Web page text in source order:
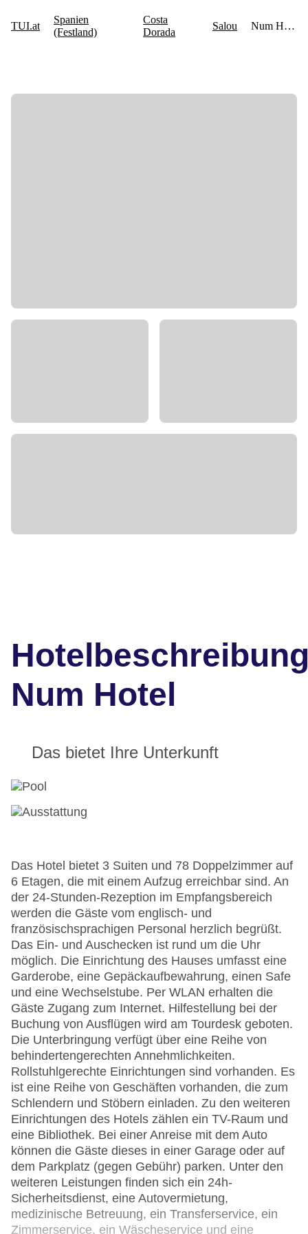
Num Hotel
Das bietet Ihre Unterkunft
Das Hotel bietet 3 Suiten und 78 Doppelzimmer auf
6 Etagen, die mit einem Aufzug erreichbar sind. An
der 24-Stunden-Rezeption im Empfangsbereich
werden die Gäste vom englisch- und
französischsprachigen Personal herzlich begrüßt.
Das Ein- und Auschecken ist rund um die Uhr
möglich. Die Einrichtung des Hauses umfasst eine
Garderobe, eine Gepäckaufbewahrung, einen Safe
und eine Wechselstube. Per WLAN erhalten die
Gäste Zugang zum Internet. Hilfestellung bei der
Buchung von Ausflügen wird am Tourdesk geboten.
Die Unterbringung verfügt über eine Reihe von
behindertengerechten Annehmlichkeiten.
Rollstuhlgerechte Einrichtungen sind vorhanden. Es
ist eine Reihe von Geschäften vorhanden, die zum
Schlendern und Stöbern einladen. Zu den weiteren
Einrichtungen des Hotels zählen ein TV-Raum und
eine Bibliothek. Bei einer Anreise mit dem Auto
können die Gäste dieses in einer Garage oder auf
dem Parkplatz (gegen Gebühr) parken. Unter den
weiteren Leistungen finden sich ein 24h-
Sicherheitsdienst, eine Autovermietung,
medizinische Betreuung, ein Transferservice, ein
Zimmerservice, ein Wäscheservice und eine